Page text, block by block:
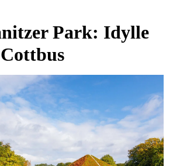
Park: Idylle